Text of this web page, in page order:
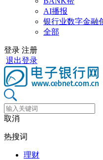
AI播报
银行业数字金融
全部
登录 注册
退出登录
取消
热搜词
理财